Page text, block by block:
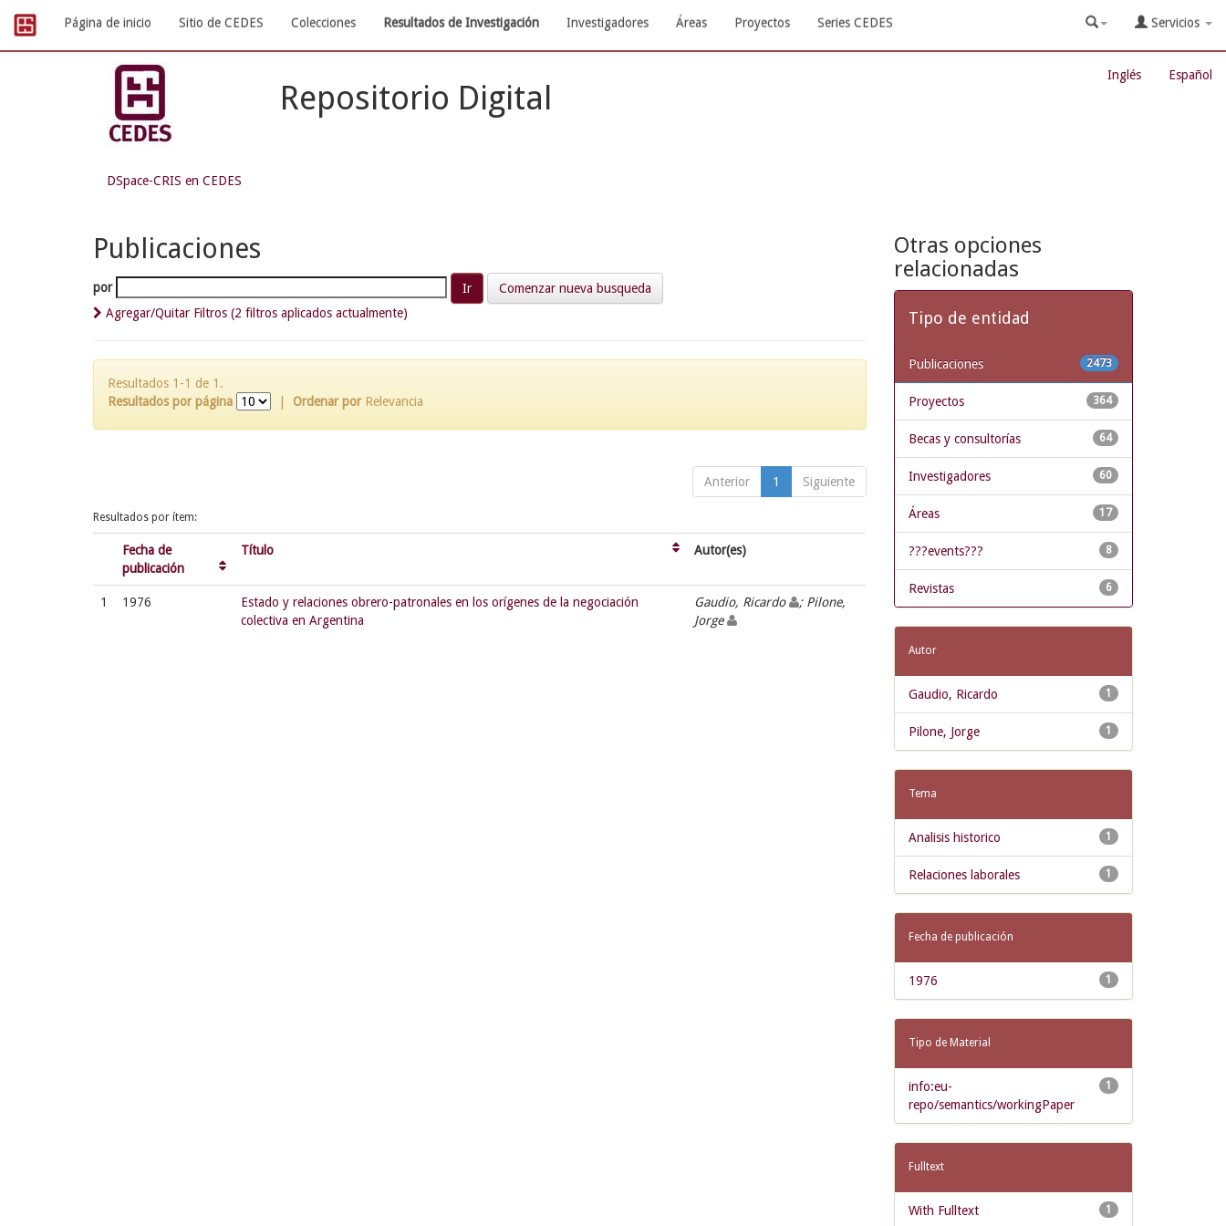
navigation
Página de inicio Sitio de CEDES Colecciones Resultados de Investigación Investigadores Áreas Proyectos Series CEDES Servicios
Inglés Español
Repositorio Digital
DSpace-CRIS en CEDES
Publicaciones
por
Comenzar nueva busqueda
Agregar/Quitar Filtros (2 filtros aplicados actualmente)
Resultados 1-1 de 1.
Resultados por página
Ordenar por Relevancia
Anterior 1 Siguiente
Resultados por ítem:
Fecha de
publicación
Título Autor(es)
1 1976
Estado y relaciones obrero-patronales en los orígenes de la negociación
colectiva en Argentina
Gaudio, Ricardo
; Pilone,
Jorge
Otras opciones
relacionadas
Tipo de entidad
2473
Publicaciones
364
Proyectos
64
Becas y consultorías
60
Investigadores
17
Áreas
8
???events???
6
Revistas
Autor
1
Gaudio, Ricardo
1
Pilone, Jorge
Tema
1
Analisis historico
1
Relaciones laborales
Fecha de publicación
1
1976
Tipo de Material
1
info:eu-
repo/semantics/workingPaper
Fulltext
1
With Fulltext